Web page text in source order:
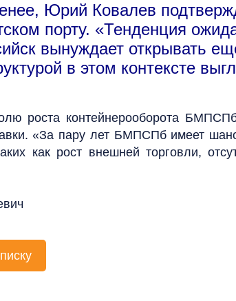
Юрий Ковалев
порту. «Тенденция
вынуждает открывать
в этом контексте
роста контейнерооборота
«За пару лет БМПСПб имеет
как рост внешней торговли,